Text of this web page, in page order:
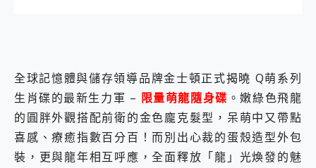
自帶線的 有線無線都能充 ONPRO MagReact M5 10000mAh 5合1 磁吸無線急速行動電源 開箱 評測
飛利浦 JS7310 ⚡【電急便｜行動儲能救車電源】 可靠的旅行夥伴！帶給您優異的安全性與強大供電效能
是螢幕也是電視! 一機超多用途「MSI微星 Modern MD272UPSW 27型」 4K IPS 輕薄商用智慧聯網螢幕 開箱 評測
您的專屬AI 助手 Yoga Slim 7 Aura Edition 觸控AI筆電 開箱 評測
realme 14 Pro 超硬軍規、冰感變色實測，realme 14 5G 遊戲戰鬥值爆表，效能x娛樂全都要！
iPhone、Apple Watch、AirPods耳機 三個設備充電一起搞定 ONPRO MagReact™ M3 3 in 1可攜摺疊無線充電器 開箱 評測
全球記憶體與儲存領導品牌金士頓正式揭曉 Q萌系列
生肖碟的最新生力軍 – 限量萌龍隨身碟 。嫩綠色飛龍
的圓胖外觀搭配前衛的金色龐克髮型，呆萌中又帶點
喜感、療癒指數百分百！而別出心裁的蛋殼造型外包
裝，更與龍年相互呼應，全面釋放「龍」光煥發的魅